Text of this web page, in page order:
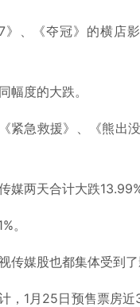
、《夺冠》的横店
幅度的大跌。
紧急救援》、《熊出
媒两天合计大跌13.99%
。
传媒股也都集体受到了
1月25日预售票房近